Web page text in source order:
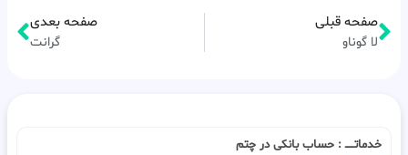
صفحه قبلی
لا گوناو
صفحه بعدی
گرانت
خدماتـــــ : حساب بانکی در چتم